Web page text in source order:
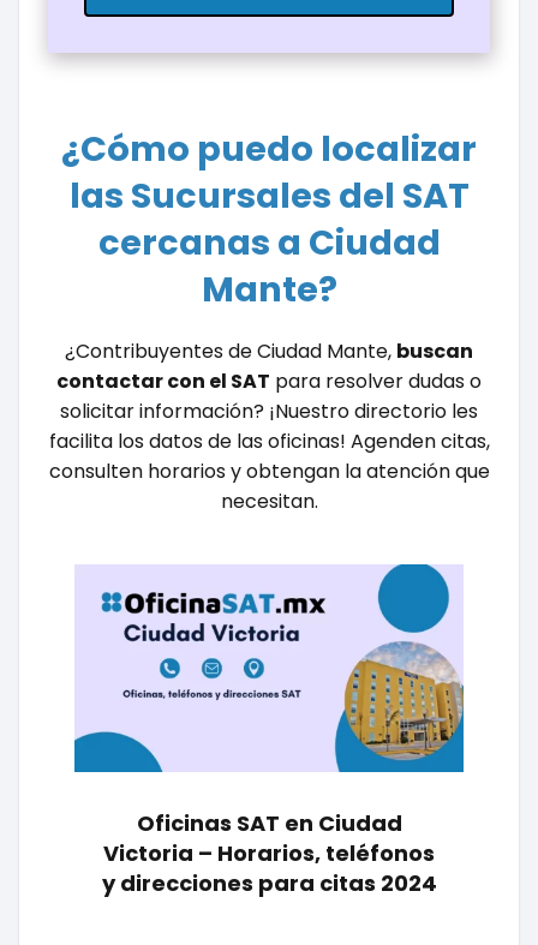
¿Cómo puedo localizar
las Sucursales del SAT
cercanas a Ciudad
Mante?
¿Contribuyentes de Ciudad Mante, buscan
contactar con el SAT para resolver dudas o
solicitar información? ¡Nuestro directorio les
facilita los datos de las oficinas! Agenden citas,
consulten horarios y obtengan la atención que
necesitan.
Oficinas SAT en Ciudad
Victoria – Horarios, teléfonos
y direcciones para citas 2024